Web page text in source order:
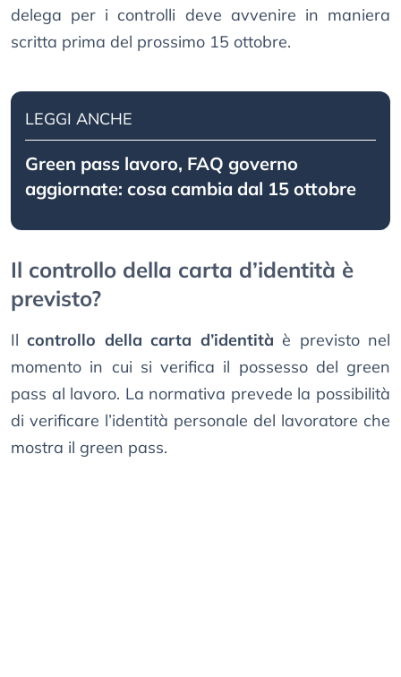
delega per i controlli deve avvenire in maniera
scritta prima del prossimo 15 ottobre.
LEGGI ANCHE
Green pass lavoro, FAQ governo
aggiornate: cosa cambia dal 15 ottobre
Il controllo della carta d’identità è
previsto?
Ilcontrollo della carta d’identità è previsto nel
momento in cui si verifica il possesso del green
pass al lavoro. La normativa prevede la possibilità
di verificare l’identità personale del lavoratore che
mostra il green pass.